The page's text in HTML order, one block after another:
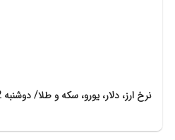
نرخ ارز، دلار، یورو، سکه و طلا/ دوشنبه 2 مهر 1403